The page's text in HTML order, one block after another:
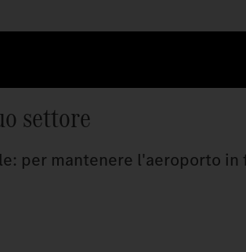
settore
per mantenere l'aeroporto in